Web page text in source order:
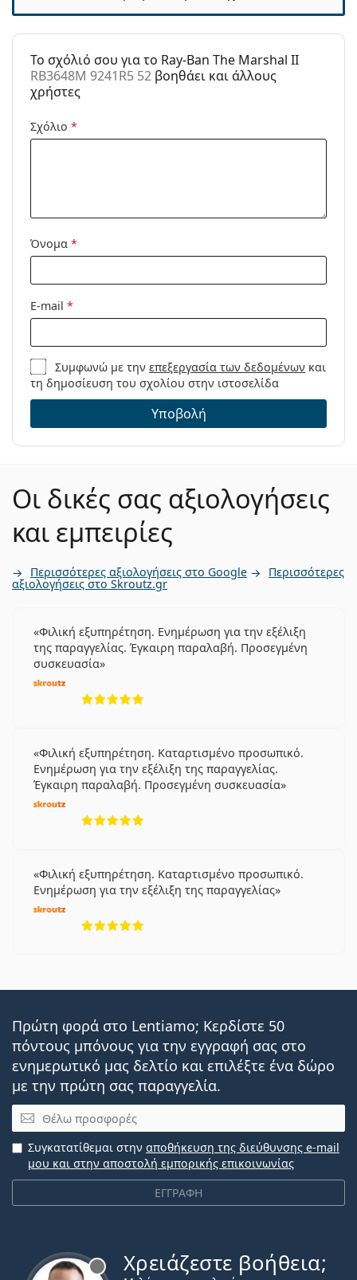
Χρήση:
Μόδα
Προϊόντος /
Μοντέλο:
To σχόλιό σου για το Ray-Ban The Marshal II
RB3648M 9241R5 52 βοηθάει και άλλους
χρήστες
Σχόλιο *
Όνομα *
E-mail *
Συμφωνώ με τηνεπεξεργασία των δεδομένων και
τη δημοσίευση του σχολίου στην ιστοσελίδα
Υποβολή
Οι δικές σας αξιολογήσεις
και εμπειρίες
Περισσότερες αξιολογήσεις στο Google Περισσότερες
αξιολογήσεις στο Skroutz.gr
Φιλική εξυπηρέτηση. Ενημέρωση για την εξέλιξη
της παραγγελίας. Έγκαιρη παραλαβή. Προσεγμένη
συσκευασία
Φιλική εξυπηρέτηση. Καταρτισμένο προσωπικό.
Ενημέρωση για την εξέλιξη της παραγγελίας.
Έγκαιρη παραλαβή. Προσεγμένη συσκευασία
Φιλική εξυπηρέτηση. Καταρτισμένο προσωπικό.
Ενημέρωση για την εξέλιξη της παραγγελίας
Πρώτη φορά στο Lentiamo; Κερδίστε 50
πόντους μπόνους για την εγγραφή σας στο
ενημερωτικό μας δελτίο και επιλέξτε ένα δώρο
με την πρώτη σας παραγγελία.
Email
ΕΓΓΡΑΦΗ
Συγκατατίθεμαι στην αποθήκευση της διεύθυνσης e-mail
μου και στην αποστολή εμπορικής επικοινωνίας
Χρειάζεστε βοήθεια;